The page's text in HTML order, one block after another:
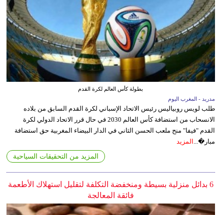
بطولة كأس العالم لكرة القدم
مدريد - المغرب اليوم
طلب لويس روبياليس رئيس الاتحاد الإسباني لكرة القدم السابق من بلاده
الانسحاب من استضافة كأس العالم 2030 في حال قرر الاتحاد الدولي لكرة
القدم "فيفا" منح ملعب الحسن الثاني في الدار البيضاء المغربية حق استضافة
مبار�... المزيد
المزيد من التحقيقات السياحية
6 بدائل منزلية بسيطة ومنخفضة التكلفة لتقليل استهلاك الأطعمة
فائقة المعالجة